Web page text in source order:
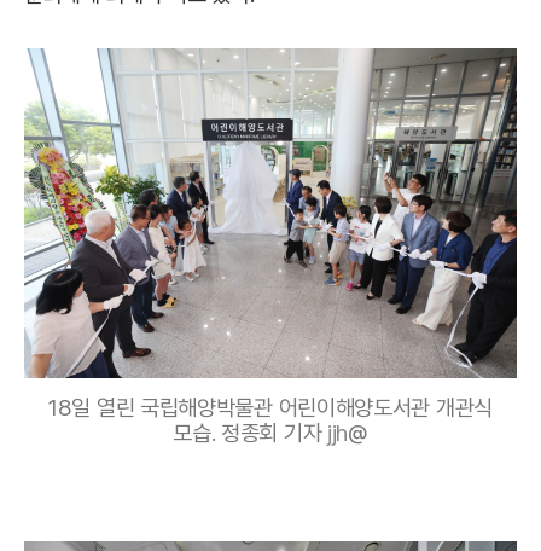
18일 열린 국립해양박물관 어린이해양도서관 개관식
모습. 정종회 기자 jjh@